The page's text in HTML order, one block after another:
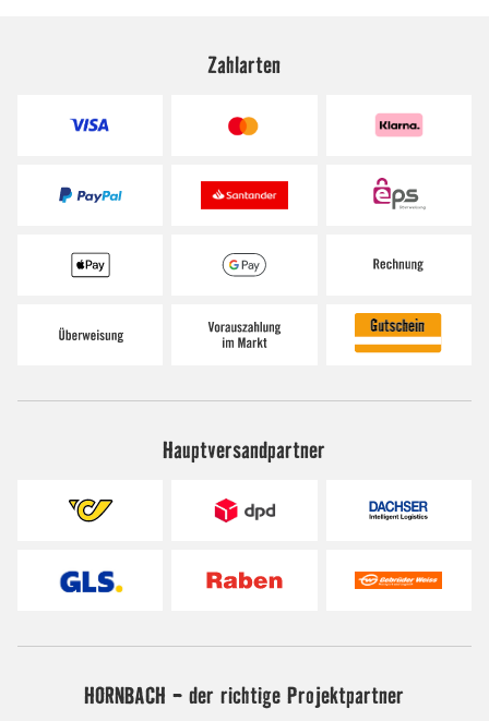
Zahlarten
Hauptversandpartner
HORNBACH - der richtige Projektpartner